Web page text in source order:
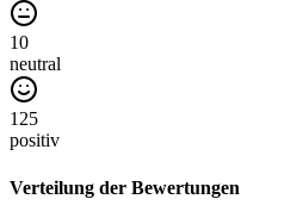
10
neutral
125
positiv
Verteilung der Bewertungen